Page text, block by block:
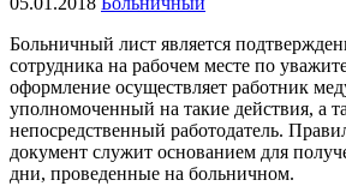
Больничный лист является
сотрудника на рабочем месте по
оформление осуществляет работник
уполномоченный на такие действия, а
непосредственный работодатель.
документ служит основанием для
дни, проведенные на больничном.